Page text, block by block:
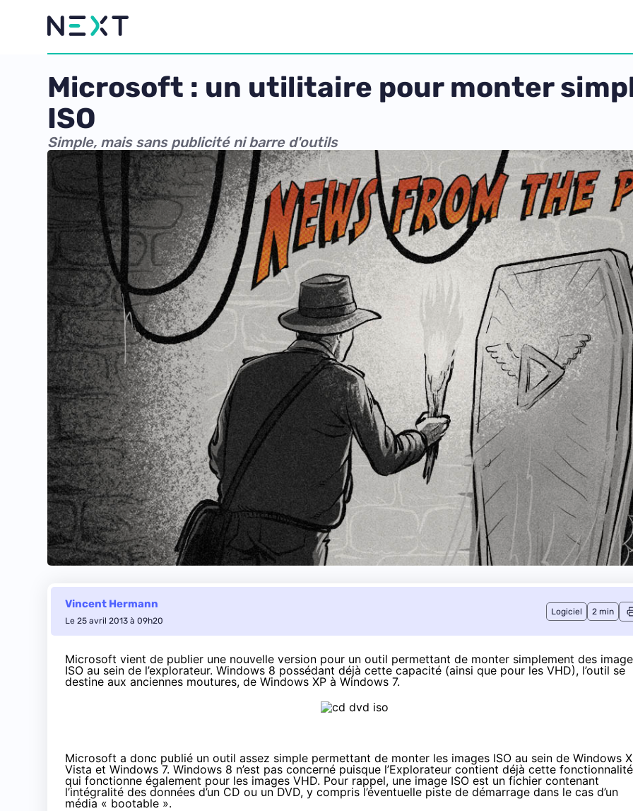
Microsoft : un utilitaire pour monter
ISO
Simple, mais sans publicité ni barre d'outils
Vincent Hermann
Le 25 avril 2013 à 09h20
Logiciel 2 min
Microsoft vient de publier une nouvelle version pour un outil permettant de monter simplement des
ISO au sein de l’explorateur. Windows 8 possédant déjà cette capacité (ainsi que pour les VHD), l’outil se
destine aux anciennes moutures, de Windows XP à Windows 7.
Microsoft a donc publié un outil assez simple permettant de monter les images ISO au sein de Windows
Vista et Windows 7. Windows 8 n’est pas concerné puisque l’Explorateur contient déjà cette
qui fonctionne également pour les images VHD. Pour rappel, une image ISO est un fichier contenant
l’intégralité des données d’un CD ou un DVD, y compris l’éventuelle piste de démarrage dans le cas d’un
média « bootable ».